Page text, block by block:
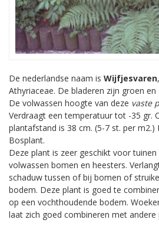
De nederlandse naam is Wijfjesvaren
Athyriaceae. De bladeren zijn groen
De volwassen hoogte van deze vaste
Verdraagt een temperatuur tot -35 gr.
plantafstand is 38 cm. (5-7 st. per m2.)
Bosplant.
Deze plant is zeer geschikt voor
volwassen bomen en heesters.
schaduw tussen of bij bomen of
bodem. Deze plant is goed te
op een vochthoudende bodem.
laat zich goed combineren met andere